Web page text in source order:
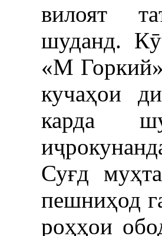
вилоят
шуданд.
«М
кучаҳои
карда
Суғд
пешниҳод
роҳҳои